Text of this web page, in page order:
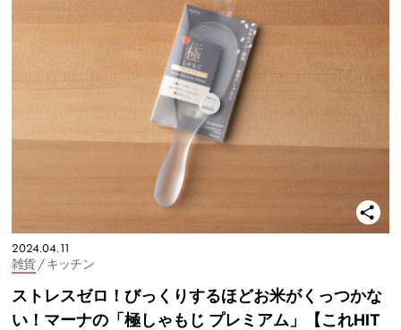
2024.04.11
雑貨/ キッチン
ストレスゼロ！びっくりするほどお米がくっつかな
い！マーナの「極しゃもじ プレミアム」【これHIT